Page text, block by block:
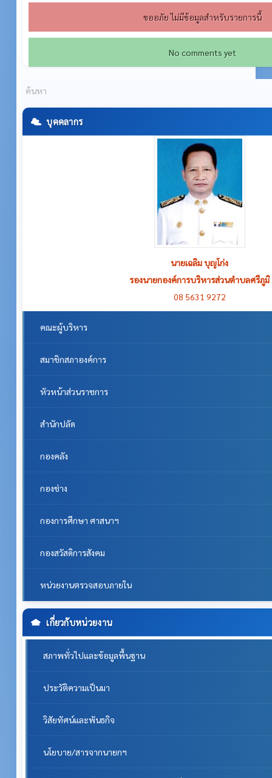
ขออภัย ไม่มีข้อมูลสำหรับรายการนี้
No comments yet
บุคคลากร
นายเฉลิม บุญโก่ง
รองนายกองค์การบริหารส่วนตำบลศรีภูมิ
08 5631 9272
คณะผู้บริหาร
สมาชิกสภาองค์การ
หัวหน้าส่วนราชการ
สำนักปลัด
กองคลัง
กองช่าง
กองการศึกษา ศาสนาฯ
กองสวัสดิการสังคม
หน่วยงานตรวจสอบภายใน
เกี่ยวกับหน่วยงาน
สภาพทั่วไปและข้อมูลพื้นฐาน
ประวัติความเป็นมา
วิสัยทัศน์และพันธกิจ
นโยบาย/สารจากนายกฯ